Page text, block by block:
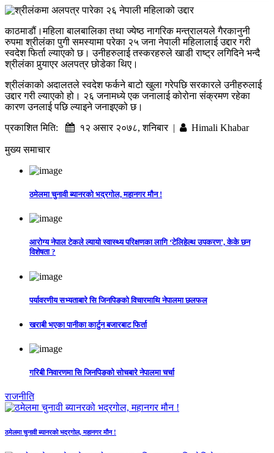
काठमाडौं।महिला बालबालिका तथा ज्येष्ठ नागरिक मन्त्रालयले गैरकानुनी
रुपमा श्रीलंका पुगी समस्यामा परेका २५ जना नेपाली महिलालाई उद्दार गरी
स्वदेश फिर्ता ल्याएको छ। उनीहरुलाई तस्करहरुले खाडी राष्ट्र लगिदिने भन्दै
श्रीलंका पुर्‍याएर अलपत्र छोडेका थिए।
श्रीलंकाको अदालतले स्वदेश फर्कने बाटो खुला गरेपछि सरकारले उनीहरुलाई
उद्दार गरी ल्याएको हो। २६ जनामध्ये एक जनालाई कोरोना संक्रमण रहेका
कारण उनलाई पछि ल्याइने जनाइएको छ।
प्रकाशित मिति:
१२ असार २०७८, शनिबार | Himali Khabar
मुख्य समाचार
ठमेलमा चुनावी ब्यानरको भद्रगोल, महानगर मौन !
आरोग्य नेपाल टेकले ल्यायो स्वास्थ्य परिक्षणका लागि ‘टेलिहेल्थ उपकरण’, केके छन
विशेषता ?
पर्यावरणीय सभ्यताबारे सि जिनपिङको विचारमाथि नेपालमा छलफल
खराबी भएका पानीका कार्टुन बजारबाट फिर्ता
गरिबी निवारणमा सि जिनपिङको सोचबारे नेपालमा चर्चा
राजनीति
ठमेलमा चुनावी ब्यानरको भद्रगोल, महानगर मौन !